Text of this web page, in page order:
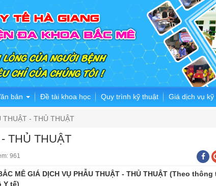
bản Đề tài khoa học Quy trình kỹ thuật Giá dịch vụ kỹ
THUẬT - THỦ THUẬT
THỦ THUẬT
961
MÊ GIÁ DỊCH VỤ PHẪU THUẬT - THỦ THUẬT (Theo thông
Y tế)